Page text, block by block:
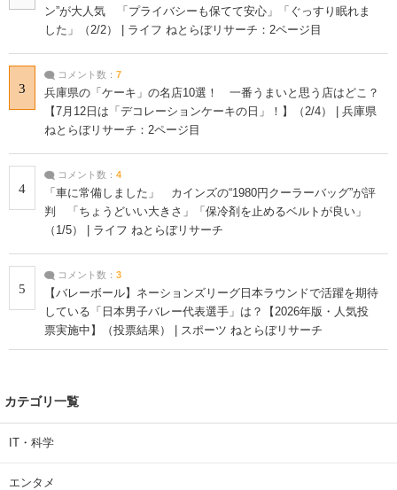
ン”が大人気 「プライバシーも保てて安心」「ぐっすり眠れま
した」（2/2） | ライフ ねとらぼリサーチ：2ページ目
3
コメント数： 7
兵庫県の「ケーキ」の名店10選！ 一番うまいと思う店はどこ？
【7月12日は「デコレーションケーキの日」！】（2/4） | 兵庫県
ねとらぼリサーチ：2ページ目
4
コメント数： 4
「車に常備しました」 カインズの“1980円クーラーバッグ”が評
判 「ちょうどいい大きさ」「保冷剤を止めるベルトが良い」
（1/5） | ライフ ねとらぼリサーチ
5
コメント数： 3
【バレーボール】ネーションズリーグ日本ラウンドで活躍を期待
している「日本男子バレー代表選手」は？【2026年版・人気投
票実施中】（投票結果） | スポーツ ねとらぼリサーチ
カテゴリ一覧
IT・科学
エンタメ